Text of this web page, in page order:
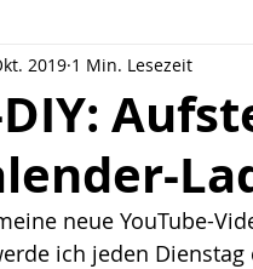
Verpackungen
2019 1 Min. Lesezeit
neue YouTube-
ich jeden